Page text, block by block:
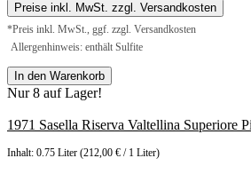
Preise inkl. MwSt. zzgl. Versandkosten
*Preis inkl. MwSt., ggf. zzgl. Versandkosten
Allergenhinweis: enthält Sulfite
In den Warenkorb
Nur 8 auf Lager!
1971 Sasella Riserva Valtellina Superiore
Inhalt: 0.75 Liter (212,00 € / 1 Liter)